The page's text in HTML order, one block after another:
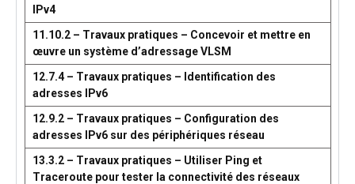
IPv4
11.10.2 – Travaux pratiques – Concevoir et mettre en
œuvre un système d’adressage VLSM
12.7.4 – Travaux pratiques – Identification des
adresses IPv6
12.9.2 – Travaux pratiques – Configuration des
adresses IPv6 sur des périphériques réseau
13.3.2 – Travaux pratiques – Utiliser Ping et
Traceroute pour tester la connectivité des réseaux